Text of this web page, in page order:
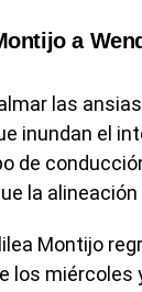
a
las
inundan el
de
la
Montijo
los miércoles